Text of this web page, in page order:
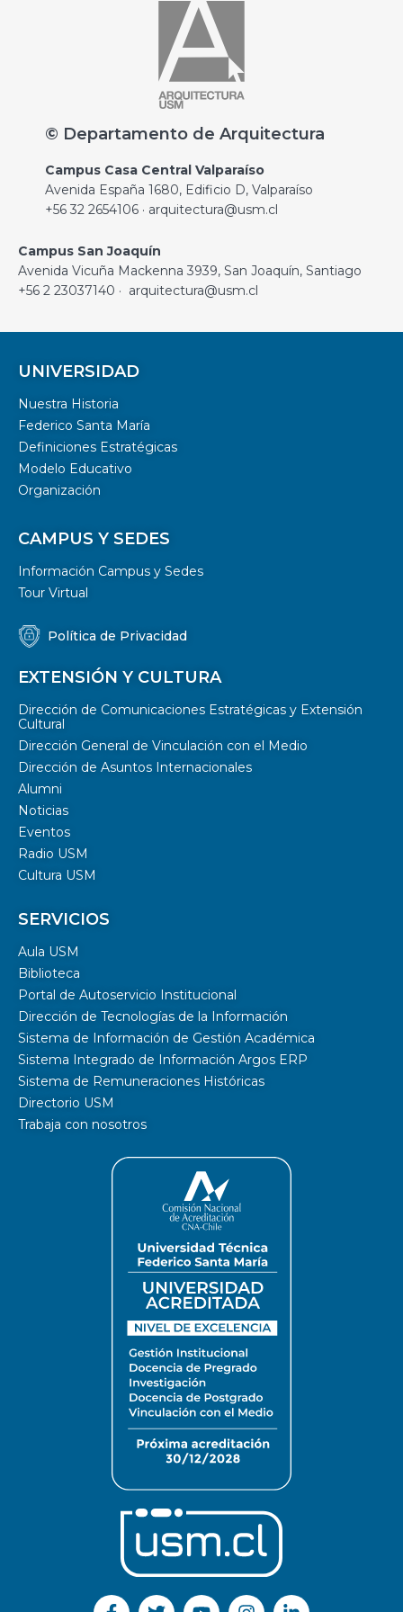
© Departamento de Arquitectura
Campus Casa Central Valparaíso
Avenida España 1680, Edificio D, Valparaíso
+56 32 2654106 · arquitectura@usm.cl
Campus San Joaquín
Avenida Vicuña Mackenna 3939, San Joaquín, Santiago
+56 2 23037140 · arquitectura@usm.cl
UNIVERSIDAD
Nuestra Historia
Federico Santa María
Definiciones Estratégicas
Modelo Educativo
Organización
CAMPUS Y SEDES
Información Campus y Sedes
Tour Virtual
Política de Privacidad
EXTENSIÓN Y CULTURA
Dirección de Comunicaciones Estratégicas y Extensión
Cultural
Dirección General de Vinculación con el Medio
Dirección de Asuntos Internacionales
Alumni
Noticias
Eventos
Radio USM
Cultura USM
SERVICIOS
Aula USM
Biblioteca
Portal de Autoservicio Institucional
Dirección de Tecnologías de la Información
Sistema de Información de Gestión Académica
Sistema Integrado de Información Argos ERP
Sistema de Remuneraciones Históricas
Directorio USM
Trabaja con nosotros